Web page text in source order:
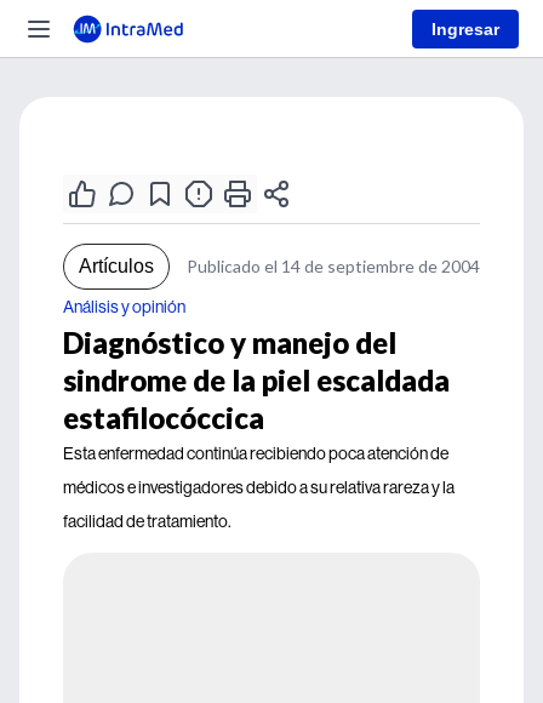
Ingresar
Artículos Publicado el 14 de septiembre de 2004
Análisis y opinión
Diagnóstico y manejo del
sindrome de la piel escaldada
estafilocóccica
Esta enfermedad continúa recibiendo poca atención de
médicos e investigadores debido a su relativa rareza y la
facilidad de tratamiento.